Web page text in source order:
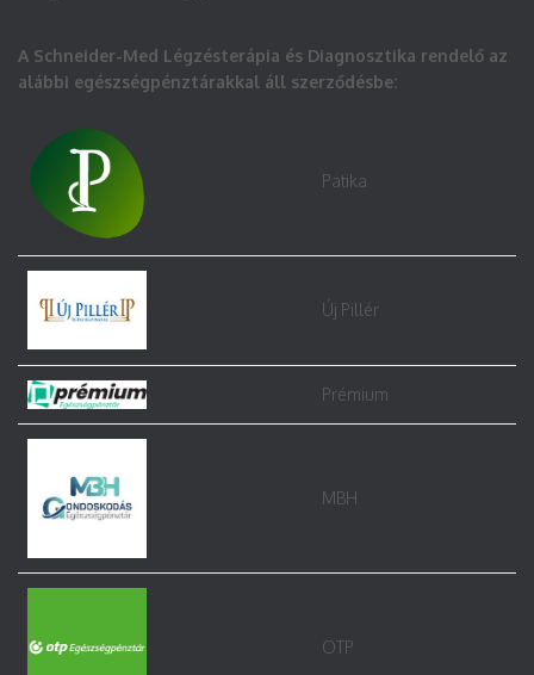
A Schneider-Med Légzésterápia és Diagnosztika rendelő az
alábbi egészségpénztárakkal áll szerződésbe:
Patika
Új Pillér
Prémium
MBH
OTP